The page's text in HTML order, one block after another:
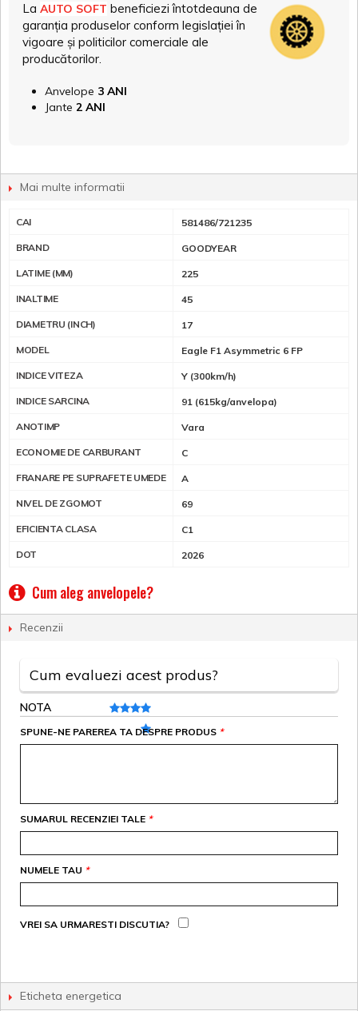
La AUTO SOFT beneficiezi întotdeauna de
garanția produselor conform legislației în
vigoare și politicilor comerciale ale
producătorilor.
Anvelope 3 ANI
Jante 2 ANI
Mai multe informatii
CAI 581486/721235
BRAND GOODYEAR
LATIME (MM) 225
INALTIME 45
DIAMETRU (INCH) 17
MODEL Eagle F1 Asymmetric 6 FP
INDICE VITEZA Y (300km/h)
INDICE SARCINA 91 (615kg/anvelopa)
ANOTIMP Vara
ECONOMIE DE CARBURANT C
FRANARE PE SUPRAFETE UMEDE A
NIVEL DE ZGOMOT 69
EFICIENTA CLASA C1
DOT 2026
Cum aleg anvelopele?
Recenzii
Cum evaluezi acest produs?
NOTA
*
SPUNE-NE PAREREA TA DESPRE PRODUS
*
SUMARUL RECENZIEI TALE
*
NUMELE TAU
VREI SA URMARESTI DISCUTIA?
Eticheta energetica